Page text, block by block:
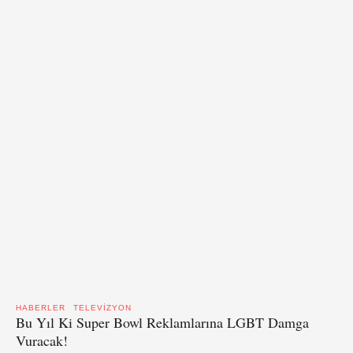
HABERLER TELEVIZYON
Bu Yıl Ki Super Bowl Reklamlarına LGBT Damga
Vuracak!